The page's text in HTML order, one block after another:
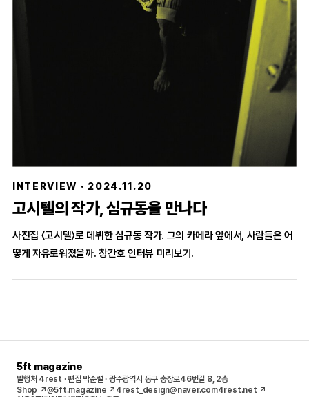
INTERVIEW · 2024.11.20
고시텔의 작가, 심규동을 만나다
사진집 〈고시텔〉로 데뷔한 심규동 작가. 그의 카메라 앞에서, 사람들은 어
떻게 자유로워졌을까. 창간호 인터뷰 미리보기.
5ft magazine
발행처 4rest · 편집 박순렬 · 광주광역시 동구 충장로46번길 8, 2층
Shop ↗@5ft.magazine ↗ 4rest_design@naver.com4rest.net ↗